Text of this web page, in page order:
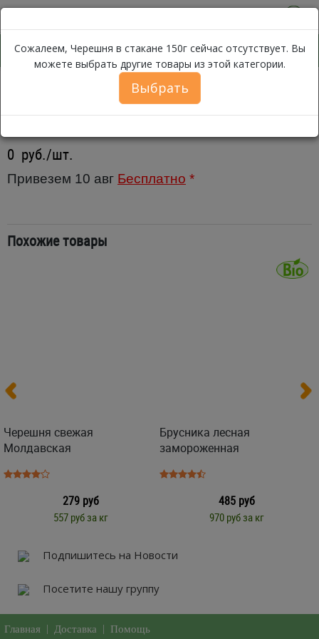
0
Ягоды Черешня в стакане 150г
Сожалеем, Черешня в стакане 150г сейчас отсутствует. Вы
можете выбрать другие товары из этой категории.
Выбрать
Черешня в стакане 150г
0 руб./шт.
Привезем 10 авг Бесплатно *
Похожие товары
Черешня свежая
Молдавская
279 руб
557 руб за кг
Брусника лесная
замороженная
485 руб
970 руб за кг
Подпишитесь на Новости
Посетите нашу группу
Главная Доставка Помощь